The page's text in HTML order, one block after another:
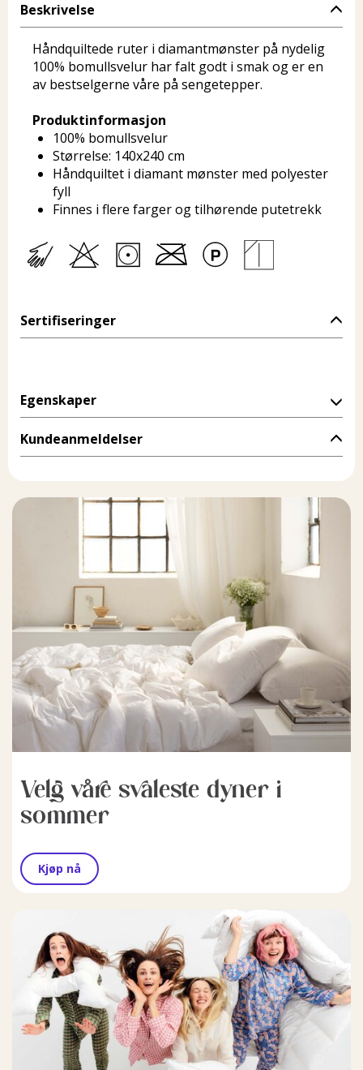
Beskrivelse
Håndquiltede ruter i diamantmønster på nydelig
100% bomullsvelur har falt godt i smak og er en
av bestselgerne våre på sengetepper.
Produktinformasjon
100% bomullsvelur
Størrelse: 140x240 cm
Håndquiltet i diamant mønster med polyester
fyll
Finnes i flere farger og tilhørende putetrekk
Sertifiseringer
Egenskaper
Kundeanmeldelser
Velg våre svaleste dyner i
sommer
Kjøp nå